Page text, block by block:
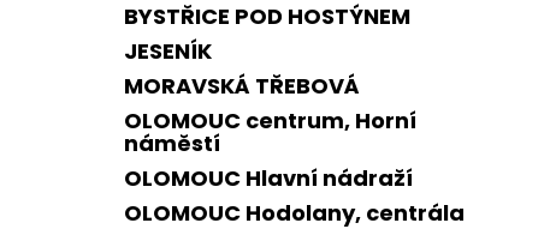
BYSTŘICE POD HOSTÝNEM
JESENÍK
MORAVSKÁ TŘEBOVÁ
OLOMOUC centrum, Horní
náměstí
OLOMOUC Hlavní nádraží
OLOMOUC Hodolany, centrála